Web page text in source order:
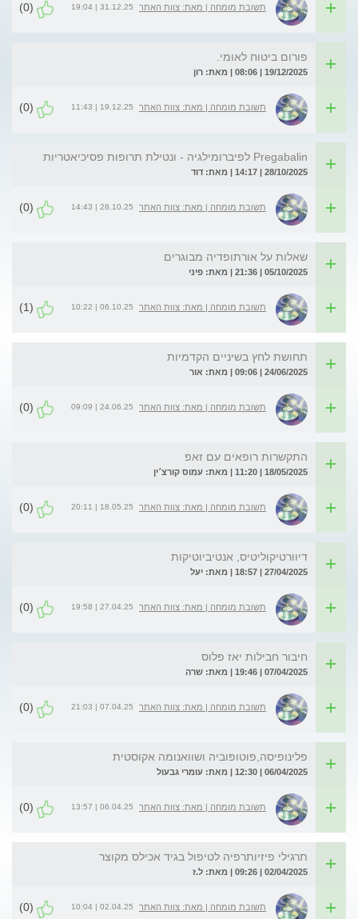
תשובת מומחה | מאת: צוות האתר 31.12.25 | 19:04
(0)
פורום ביטוח לאומי.
19/12/2025 | 08:06 | מאת: רון
תשובת מומחה | מאת: צוות האתר 19.12.25 | 11:43
(0)
Pregabalin לפיברומילגיה - ונטילת תרופות פסיכיאטריות
28/10/2025 | 14:17 | מאת: דוד
תשובת מומחה | מאת: צוות האתר 28.10.25 | 14:43
(0)
שאלות על אורתופדיה מבוגרים
05/10/2025 | 21:36 | מאת: פיני
תשובת מומחה | מאת: צוות האתר 06.10.25 | 10:22
(1)
תחושת לחץ בשיניים הקדמיות
24/06/2025 | 09:06 | מאת: אור
תשובת מומחה | מאת: צוות האתר 24.06.25 | 09:09
(0)
התקשרות רופאים עם זאפ
18/05/2025 | 11:20 | מאת: עמוס קורצ׳ין
תשובת מומחה | מאת: צוות האתר 18.05.25 | 20:11
(0)
דיוורטיקוליטיס, אנטיביוטיקות
27/04/2025 | 18:57 | מאת: יעל
תשובת מומחה | מאת: צוות האתר 27.04.25 | 19:58
(0)
חיבור חבילות יאז פלוס
07/04/2025 | 19:46 | מאת: שרה
תשובת מומחה | מאת: צוות האתר 07.04.25 | 21:03
(0)
פלינופיסה,פוטופוביה ושוואנומה אקוסטית
06/04/2025 | 12:30 | מאת: עומרי גבעול
תשובת מומחה | מאת: צוות האתר 06.04.25 | 13:57
(0)
תרגילי פיזיותרפיה לטיפול בגיד אכילס מקוצר
02/04/2025 | 09:26 | מאת: ל.ז
תשובת מומחה | מאת: צוות האתר 02.04.25 | 10:04
(0)